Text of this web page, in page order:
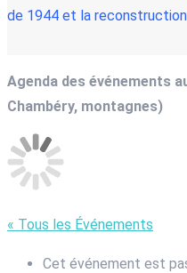
de 1944 et la reconstruction
Agenda des événements
Chambéry, montagnes)
« Tous les Événements
Cet événement est